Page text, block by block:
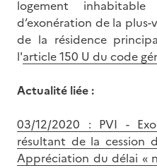
logement
d’exonération de la
de la résidence
l'article 150 U du code
Actualité liée :
03/12/2020 : PVI -
résultant de la cession
Appréciation du délai «